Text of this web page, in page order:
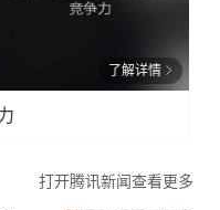
了解详情
打开腾讯新闻查看更多